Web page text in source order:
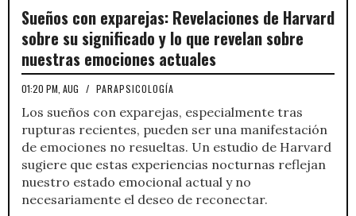
Sueños con exparejas: Revelaciones de Harvard
sobre su significado y lo que revelan sobre
nuestras emociones actuales
01:20 PM, AUG / PARAPSICOLOGÍA
Los sueños con exparejas, especialmente tras
rupturas recientes, pueden ser una manifestación
de emociones no resueltas. Un estudio de Harvard
sugiere que estas experiencias nocturnas reflejan
nuestro estado emocional actual y no
necesariamente el deseo de reconectar.